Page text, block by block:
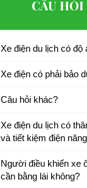
CÂU
Xe điện du lịch có độ
Xe điện có phải bảo
Câu hỏi khác?
Xe điện du lịch có
và tiết kiệm điện
Người điều khiển xe
cần bằng lái không?